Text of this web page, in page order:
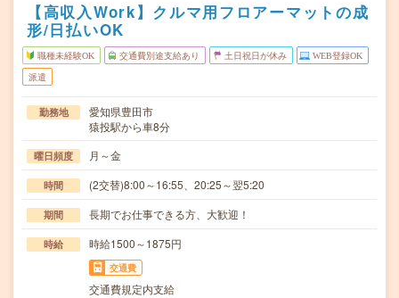
【高収入Work】クルマ用フロアーマットの成
形/日払いOK
職種未経験OK 交通費別途支給あり 土日祝日が休み WEB登録OK
派遣
勤務地
愛知県豊田市
猿投駅から車8分
曜日頻度 月～金
時間 (2交替)8:00～16:55、20:25～翌5:20
期間 長期でお仕事できる方、大歓迎！
時給 時給1500～1875円
交通費
交通費規定内支給